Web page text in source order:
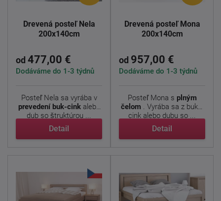
Drevená posteľ Nela
200x140cm
od 477,00 €
Dodáváme do 1-3 týdnů
Posteľ Nela sa vyrába v
prevedení buk-cinkalebo
dub so štruktúrou ...
Detail
Drevená posteľ Mona
200x140cm
od 957,00 €
Dodáváme do 1-3 týdnů
Posteľ Mona s plným
čelom . Vyrába sa z buku-
cink alebo dubu so ...
Detail